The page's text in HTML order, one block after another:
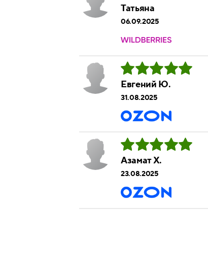
Татьяна
06.09.2025
Евгений Ю.
31.08.2025
Азамат Х.
23.08.2025